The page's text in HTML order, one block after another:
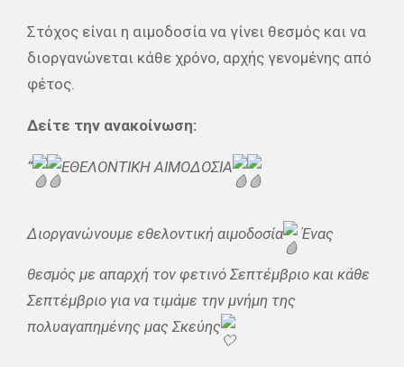
Στόχος είναι η αιμοδοσία να γίνει θεσμός και να
διοργανώνεται κάθε χρόνο, αρχής γενομένης από
φέτος.
Δείτε την ανακοίνωση:
“ ΕΘΕΛΟΝΤΙΚΗ ΑΙΜΟΔΟΣΙΑ
Διοργανώνουμε εθελοντική αιμοδοσία Ένας
θεσμός με απαρχή τον φετινό Σεπτέμβριο και κάθε
Σεπτέμβριο για να τιμάμε την μνήμη της
πολυαγαπημένης μας Σκεύης